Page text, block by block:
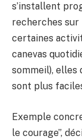
s’installent
recherches
certaines
canevas
sommeil), elles
sont plus
Exemple
le courage”,